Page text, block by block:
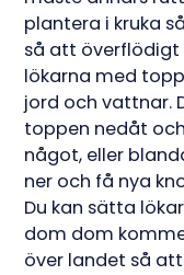
plantera i kruka
så att överflödigt
lökarna med
jord och vattnar.
toppen nedåt
något, eller
ner och få nya
Du kan sätta
dom dom
över landet så